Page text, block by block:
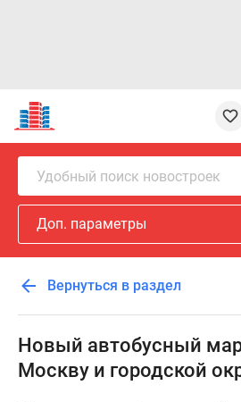
Новостройки
Квартиры
Ипотека
Новостройки
Москвы
Новостройки
Подмосковья
Новостройки
Москвы
Готовые
новостройки
Новостройки
Удобный поиск новостроек
Доп. параметры
Вернуться в раздел
Новый автобусный
Москву и городской